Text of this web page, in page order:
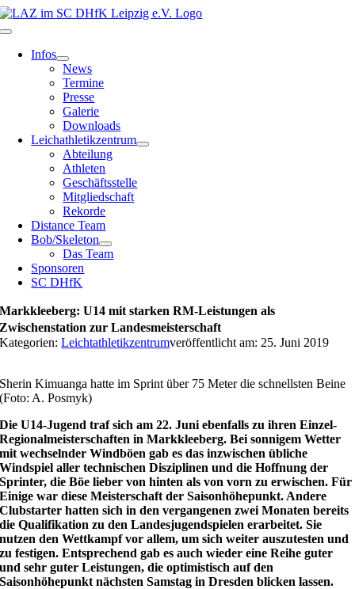
Zum
Inhalt
Toggle
Navigation
Infos
News
Termine
Presse
Galerie
Downloads
Leichathletikzentrum
Abteilung
Athleten
Geschäftsstelle
Mitgliedschaft
Rekorde
Distance Team
Bob/Skeleton
Das Team
Sponsoren
SC DHfK
Markkleeberg: U14 mit starken RM-Leistungen als
Zwischenstation zur Landesmeisterschaft
Kategorien:Leichtathletikzentrumveröffentlicht am: 25. Juni 2019
Sherin Kimuanga hatte im Sprint über 75 Meter die schnellsten Beine
(Foto: A. Posmyk)
Die U14-Jugend traf sich am 22. Juni ebenfalls zu ihren Einzel-
Regionalmeisterschaften in Markkleeberg. Bei sonnigem Wetter
mit wechselnder Windböen gab es das inzwischen übliche
Windspiel aller technischen Disziplinen und die Hoffnung der
Sprinter, die Böe lieber von hinten als von vorn zu erwischen. Für
Einige war diese Meisterschaft der Saisonhöhepunkt. Andere
Clubstarter hatten sich in den vergangenen zwei Monaten bereits
die Qualifikation zu den Landesjugendspielen erarbeitet. Sie
nutzen den Wettkampf vor allem, um sich weiter auszutesten und
zu festigen. Entsprechend gab es auch wieder eine Reihe guter
und sehr guter Leistungen, die optimistisch auf den
Saisonhöhepunkt nächsten Samstag in Dresden blicken lassen.